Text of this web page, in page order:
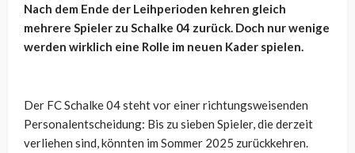
Nach dem Ende der Leihperioden kehren gleich
mehrere Spieler zu Schalke 04 zurück. Doch nur wenige
werden wirklich eine Rolle im neuen Kader spielen.
Der FC Schalke 04 steht vor einer richtungsweisenden
Personalentscheidung: Bis zu sieben Spieler, die derzeit
verliehen sind, könnten im Sommer 2025 zurückkehren.